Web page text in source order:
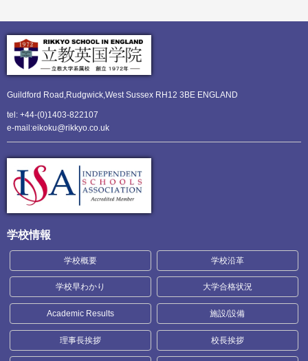
Guildford Road,Rudgwick,West Sussex RH12 3BE ENGLAND
tel: +44-(0)1403-822107
e-mail:eikoku@rikkyo.co.uk
学校情報
学校概要 学校沿革
学校早わかり 大学合格状況
Academic Results 施設/設備
理事長挨拶 校長挨拶